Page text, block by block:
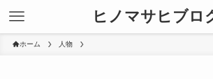
ヒノマサヒブロ
ホーム 人物